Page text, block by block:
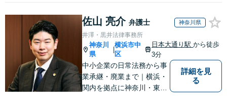
の権利保護の対応
可
アンス体制の構築など、ビ
ジネスの基盤となる法的支
援を一手に引き受けます
佐山 亮介 弁護士 神奈川県
井澤・黒井法律事務所
神奈川
県
|
横浜市中
区
日本大通り駅から徒歩
3分
中小企業の日常法務から事
業承継・廃業まで｜横浜・
関内を拠点に神奈川・東京
詳細を見
る